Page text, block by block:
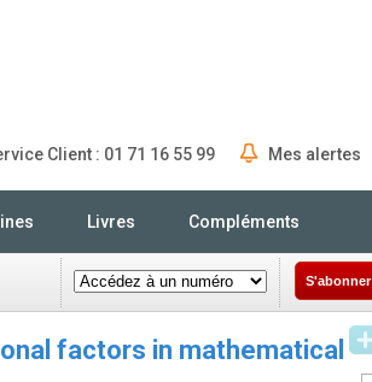
Client : 01 71 16 55 99 Mes alertes
Livres Compléments
S'abonner
factors in mathematical